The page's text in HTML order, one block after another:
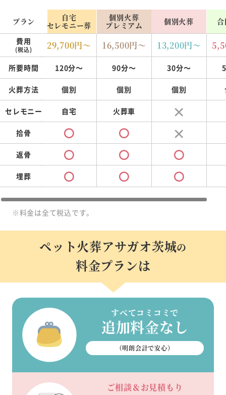
プラン
自宅
セレモニー葬
個別火葬
プレミアム
個別火葬
費用
(税込) 29,700円～ 16,500円～ 13,200円～
所要時間 120分～ 90分～ 30分～
火葬方法 個別 個別 個別
セレモニー 自宅 火葬車
拾骨
返骨
埋葬
※料金は全て税込です。
ペット火葬アサガオ茨城の
料金プランは
すべてコミコミで
追加料金なし
（明朗会計で安心）
ご相談＆お見積もり